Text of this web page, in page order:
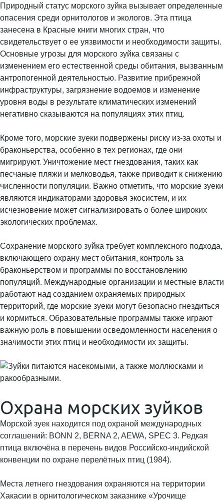
Природный статус морского зуйка вызывает определенные
опасения среди орнитологов и экологов. Эта птица
занесена в Красные книги многих стран, что
свидетельствует о ее уязвимости и необходимости защиты.
Основные угрозы для морского зуйка связаны с
изменением его естественной среды обитания, вызванным
антропогенной деятельностью. Развитие прибрежной
инфраструктуры, загрязнение водоемов и изменение
уровня воды в результате климатических изменений
негативно сказываются на популяциях этих птиц.
Кроме того, морские зуеки подвержены риску из-за охоты и
браконьерства, особенно в тех регионах, где они
мигрируют. Уничтожение мест гнездования, таких как
песчаные пляжи и мелководья, также приводит к снижению
численности популяции. Важно отметить, что морские зуеки
являются индикаторами здоровья экосистем, и их
исчезновение может сигнализировать о более широких
экологических проблемах.
Сохранение морского зуйка требует комплексного подхода,
включающего охрану мест обитания, контроль за
браконьерством и программы по восстановлению
популяций. Международные организации и местные власти
работают над созданием охраняемых природных
территорий, где морские зуеки могут безопасно гнездиться
и кормиться. Образовательные программы также играют
важную роль в повышении осведомленности населения о
значимости этих птиц и необходимости их защиты.
Охрана морских зуйков
Морской зуек находится под охраной международных
соглашений: BONN 2, BERNA 2, AEWA, SPEC 3. Редкая
птица включёна в перечень видов Российско-индийской
конвенции по охране перелётных птиц (1984).
Места летнего гнездования охраняются на территории
Хакасии в орнитологическом заказнике «Урочище